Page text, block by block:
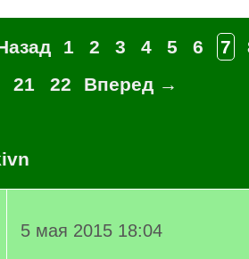
1 2 3 4 5 6 7
21 22 Вперед →
5 мая 2015 18:04